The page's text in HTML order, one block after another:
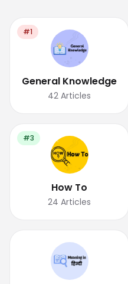
#1
General Knowledge
42 Articles
#3
How To
24 Articles